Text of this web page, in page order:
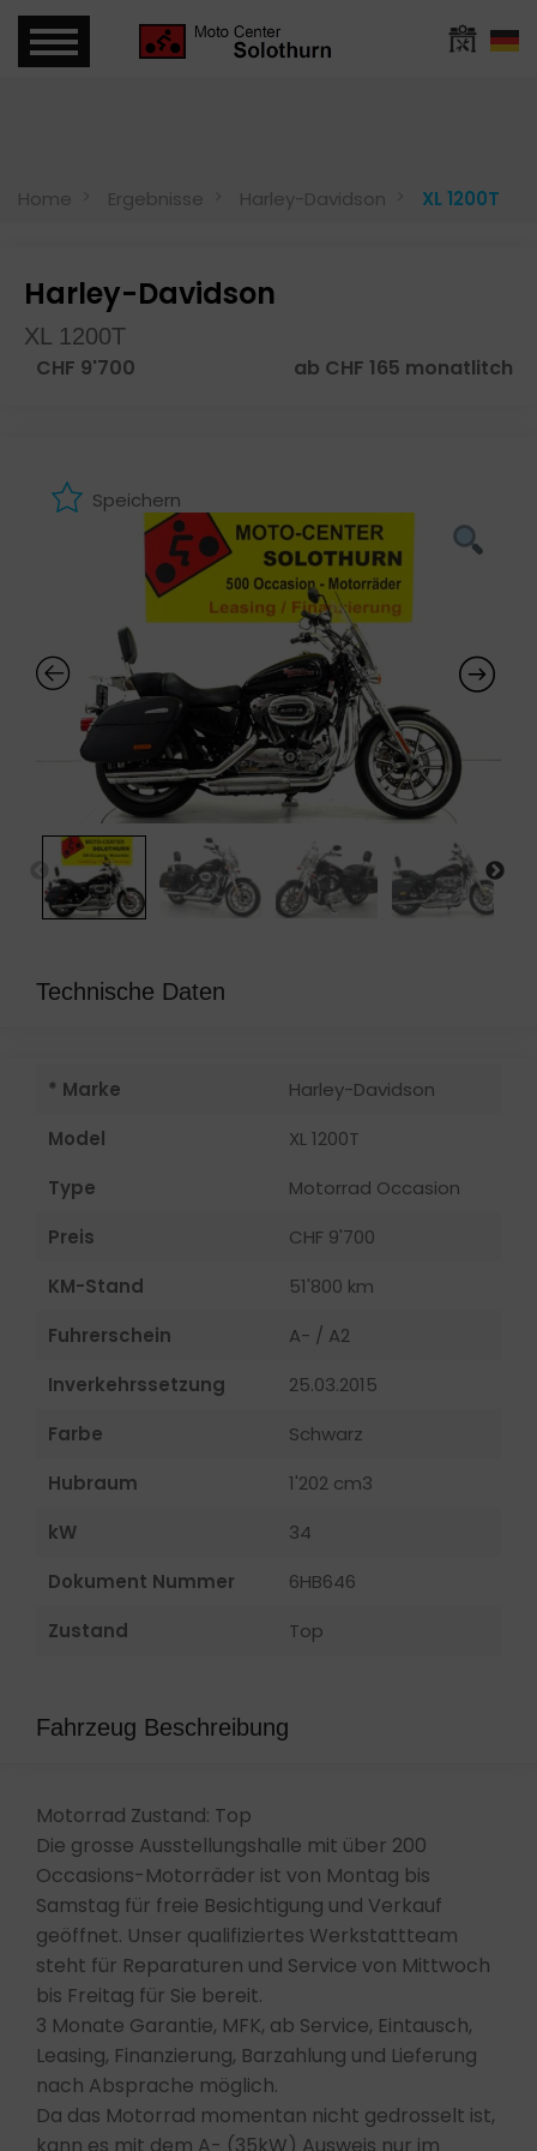
Home Ergebnisse Harley-Davidson XL 1200T
Harley-Davidson
XL 1200T
CHF 9'700 ab CHF 165 monatlitch
Speichern
Technische Daten
* Marke
Harley-Davidson
Model
XL 1200T
Type
Motorrad Occasion
Preis
CHF 9'700
KM-Stand
51'800 km
Fuhrerschein
A- / A2
Inverkehrssetzung
25.03.2015
Farbe
Schwarz
Hubraum
1'202 cm3
kW
34
Dokument Nummer
6HB646
Zustand
Top
Fahrzeug Beschreibung
Motorrad Zustand: Top
Die grosse Ausstellungshalle mit über 200
Occasions-Motorräder ist von Montag bis
Samstag für freie Besichtigung und Verkauf
geöffnet. Unser qualifiziertes Werkstattteam
steht für Reparaturen und Service von Mittwoch
bis Freitag für Sie bereit.
3 Monate Garantie, MFK, ab Service, Eintausch,
Leasing, Finanzierung, Barzahlung und Lieferung
nach Absprache möglich.
Da das Motorrad momentan nicht gedrosselt ist,
kann es mit dem A- (35kW) Ausweis nur im